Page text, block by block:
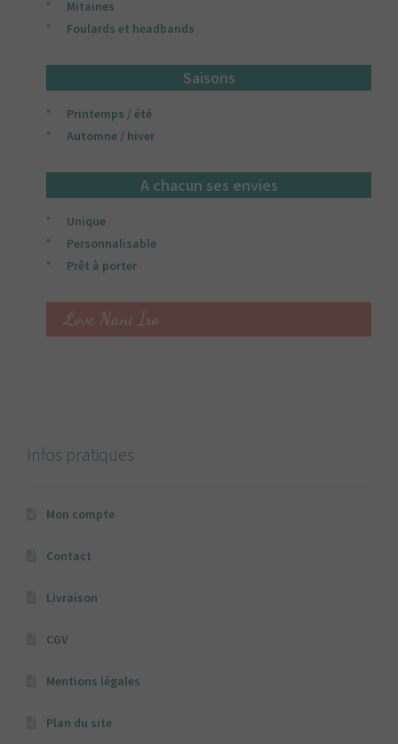
Mitaines
Foulards et headbands
Saisons
Printemps / été
Automne / hiver
A chacun ses envies
Unique
Personnalisable
Prêt à porter
Love Nani Iro
Infos pratiques
Mon compte
Contact
Livraison
CGV
Mentions légales
Plan du site